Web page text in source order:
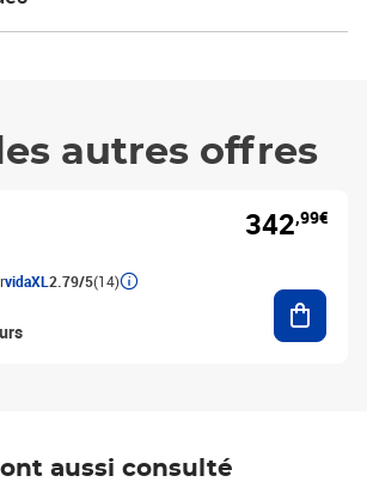
autres offres
vidaXL 2.79/5(14)
342,99€
aussi consulté